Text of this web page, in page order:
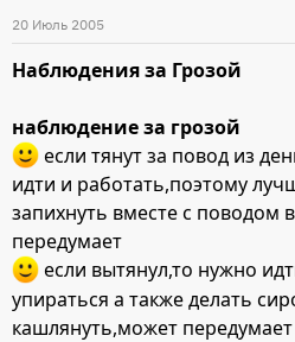
20 Июль 2005
Наблюдения за Грозой
наблюдение за грозой
если тянут за повод из
идти и работать,поэтому
запихнуть вместе с поводом
передумает
если вытянул,то нужно
упираться а также делать
кашлянуть,может передумает